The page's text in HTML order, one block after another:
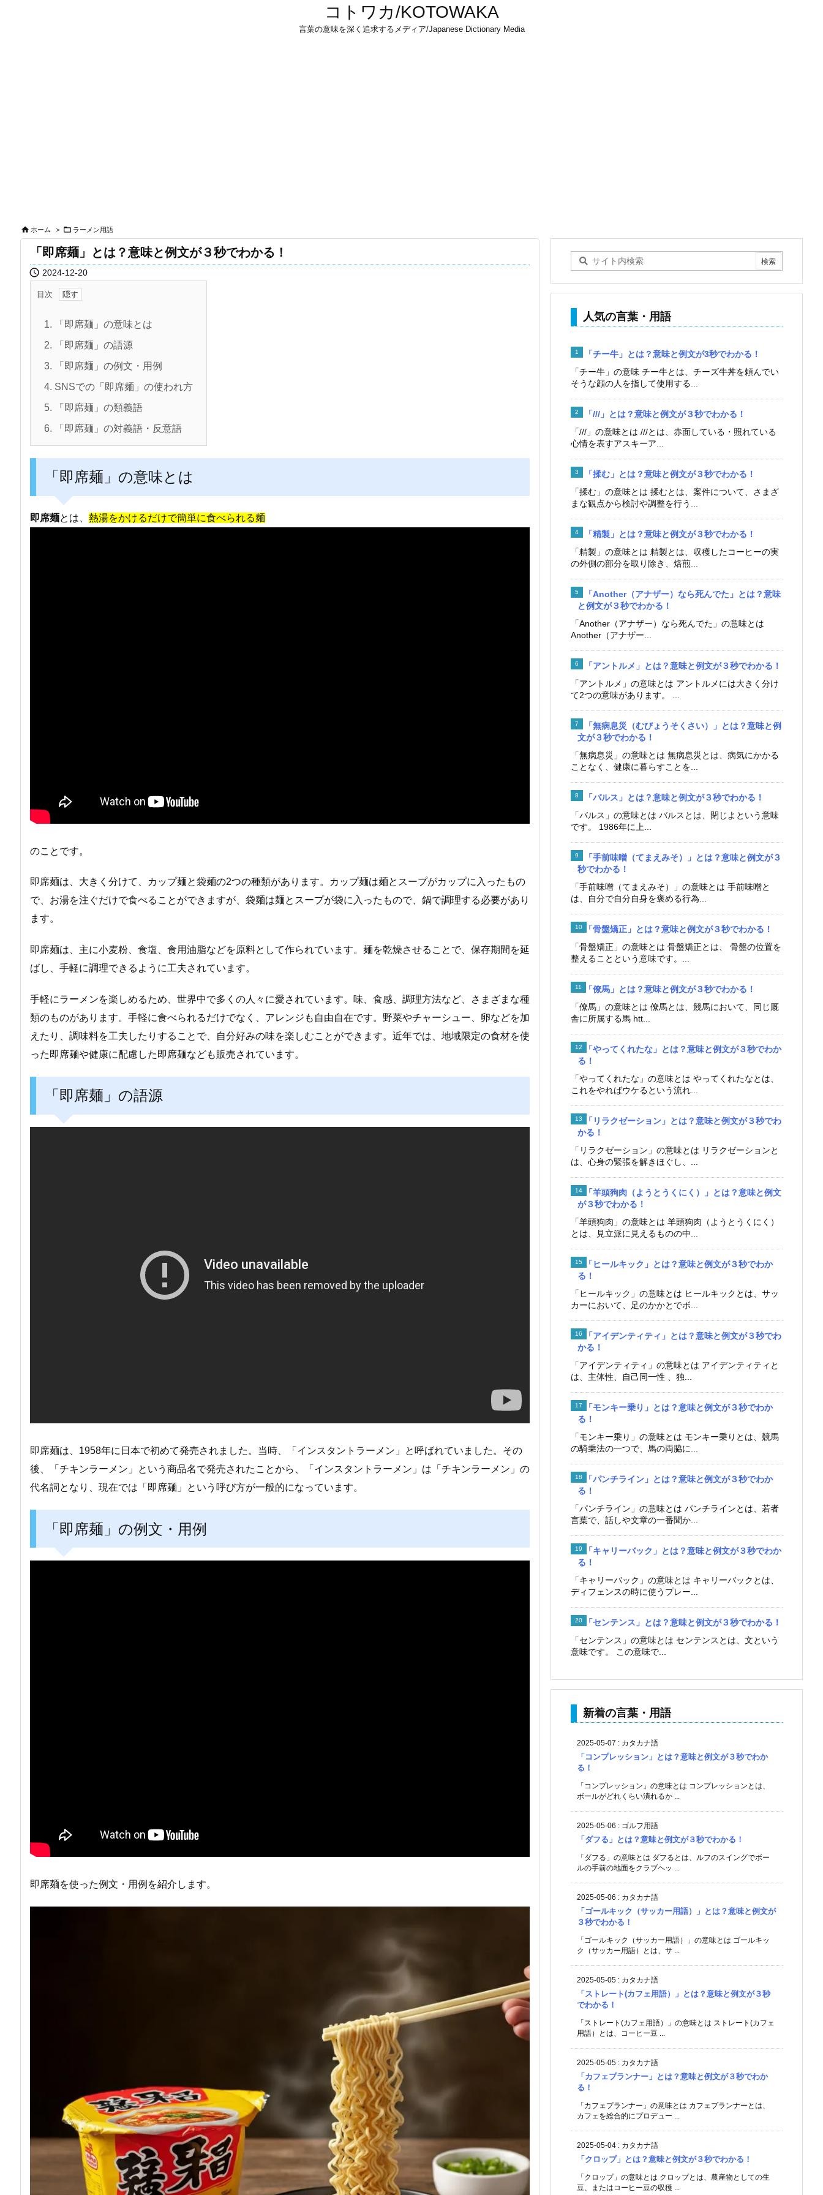
コトワカ/KOTOWAKA
言葉の意味を深く追求するメディア/Japanese Dictionary Media
 ホーム >  ラーメン用語
「即席麺」とは？意味と例文が３秒でわかる！
 2024-12-20
目次
1. 「即席麺」の意味とは
2. 「即席麺」の語源
3. 「即席麺」の例文・用例
4. SNSでの「即席麺」の使われ方
5. 「即席麺」の類義語
6. 「即席麺」の対義語・反意語
「即席麺」の意味とは
即席麺とは、 熱湯をかけるだけで簡単に食べられる麺
のことです。
即席麺は、大きく分けて、カップ麺と袋麺の2つの種類があります。カップ麺は麺とスープがカップに入ったもの
で、お湯を注ぐだけで食べることができますが、袋麺は麺とスープが袋に入ったもので、鍋で調理する必要があり
ます。
即席麺は、主に小麦粉、食塩、食用油脂などを原料として作られています。麺を乾燥させることで、保存期間を延
ばし、手軽に調理できるように工夫されています。
手軽にラーメンを楽しめるため、世界中で多くの人々に愛されています。味、食感、調理方法など、さまざまな種
類のものがあります。手軽に食べられるだけでなく、アレンジも自由自在です。野菜やチャーシュー、卵などを加
えたり、調味料を工夫したりすることで、自分好みの味を楽しむことができます。近年では、地域限定の食材を使
った即席麺や健康に配慮した即席麺なども販売されています。
「即席麺」の語源
即席麺は、1958年に日本で初めて発売されました。当時、「インスタントラーメン」と呼ばれていました。その
後、「チキンラーメン」という商品名で発売されたことから、「インスタントラーメン」は「チキンラーメン」の
代名詞となり、現在では「即席麺」という呼び方が一般的になっています。
「即席麺」の例文・用例
即席麺を使った例文・用例を紹介します。
人気の言葉・用語
「チー牛」とは？意味と例文が3秒でわかる！
「チー牛」の意味 チー牛とは、チーズ牛丼を頼んでい
そうな顔の人を指して使用する...
「///」とは？意味と例文が３秒でわかる！
「///」の意味とは ///とは、赤面している・照れている
心情を表すアスキーア...
「揉む」とは？意味と例文が３秒でわかる！
「揉む」の意味とは 揉むとは、案件について、さまざ
まな観点から検討や調整を行う...
「精製」とは？意味と例文が３秒でわかる！
「精製」の意味とは 精製とは、収穫したコーヒーの実
の外側の部分を取り除き、焙煎...
「Another（アナザー）なら死んでた」とは？意味
と例文が３秒でわかる！
「Another（アナザー）なら死んでた」の意味とは
Another（アナザー...
「アントルメ」とは？意味と例文が３秒でわかる！
「アントルメ」の意味とは アントルメには大きく分け
て2つの意味があります。 ...
「無病息災（むびょうそくさい）」とは？意味と例
文が３秒でわかる！
「無病息災」の意味とは 無病息災とは、病気にかかる
ことなく、健康に暮らすことを...
「バルス」とは？意味と例文が３秒でわかる！
「バルス」の意味とは バルスとは、閉じよという意味
です。 1986年に上...
「手前味噌（てまえみそ）」とは？意味と例文が３
秒でわかる！
「手前味噌（てまえみそ）」の意味とは 手前味噌と
は、自分で自分自身を褒める行為...
「骨盤矯正」とは？意味と例文が３秒でわかる！
「骨盤矯正」の意味とは 骨盤矯正とは、 骨盤の位置を
整えることという意味です。...
「僚馬」とは？意味と例文が３秒でわかる！
「僚馬」の意味とは 僚馬とは、競馬において、同じ厩
舎に所属する馬 htt...
「やってくれたな」とは？意味と例文が３秒でわか
る！
「やってくれたな」の意味とは やってくれたなとは、
これをやればウケるという流れ...
「リラクゼーション」とは？意味と例文が３秒でわ
かる！
「リラクゼーション」の意味とは リラクゼーションと
は、心身の緊張を解きほぐし、...
「羊頭狗肉（ようとうくにく）」とは？意味と例文
が３秒でわかる！
「羊頭狗肉」の意味とは 羊頭狗肉（ようとうくにく）
とは、見立派に見えるものの中...
「ヒールキック」とは？意味と例文が３秒でわか
る！
「ヒールキック」の意味とは ヒールキックとは、サッ
カーにおいて、足のかかとでボ...
「アイデンティティ」とは？意味と例文が３秒でわ
かる！
「アイデンティティ」の意味とは アイデンティティと
は、主体性、自己同一性 、独...
「モンキー乗り」とは？意味と例文が３秒でわか
る！
「モンキー乗り」の意味とは モンキー乗りとは、競馬
の騎乗法の一つで、馬の両脇に...
「パンチライン」とは？意味と例文が３秒でわか
る！
「パンチライン」の意味とは パンチラインとは、若者
言葉で、話しや文章の一番聞か...
「キャリーバック」とは？意味と例文が３秒でわか
る！
「キャリーバック」の意味とは キャリーバックとは、
ディフェンスの時に使うプレー...
「センテンス」とは？意味と例文が３秒でわかる！
「センテンス」の意味とは センテンスとは、文という
意味です。 この意味で...
新着の言葉・用語
2025-05-07 : カタカナ語
「コンプレッション」とは？意味と例文が３秒でわか
る！
「コンプレッション」の意味とは コンプレッションとは、
ボールがどれくらい潰れるか ...
2025-05-06 : ゴルフ用語
「ダフる」とは？意味と例文が３秒でわかる！
「ダフる」の意味とは ダフるとは、ルフのスイングでボー
ルの手前の地面をクラブヘッ ...
2025-05-06 : カタカナ語
「ゴールキック（サッカー用語）」とは？意味と例文が
３秒でわかる！
「ゴールキック（サッカー用語）」の意味とは ゴールキッ
ク（サッカー用語）とは、サ ...
2025-05-05 : カタカナ語
「ストレート(カフェ用語）」とは？意味と例文が３秒
でわかる！
「ストレート(カフェ用語）」の意味とは ストレート(カフェ
用語）とは、コーヒー豆 ...
2025-05-05 : カタカナ語
「カフェプランナー」とは？意味と例文が３秒でわか
る！
「カフェプランナー」の意味とは カフェプランナーとは、
カフェを総合的にプロデュー ...
2025-05-04 : カタカナ語
「クロップ」とは？意味と例文が３秒でわかる！
「クロップ」の意味とは クロップとは、農産物としての生
豆、またはコーヒー豆の収穫 ...